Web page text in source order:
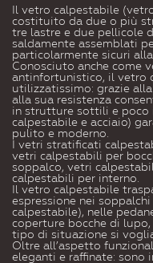
Il vetro calpestabile
costituito da due o più
tre lastre e due pellicole
saldamente assemblati
particolarmente sicuri
Conosciuto anche come
antinfortunistico, il vetro
utilizzatissimo: grazie
alla sua resistenza
in strutture sottili e poco
calpestabile e acciaio)
pulito e moderno.
I vetri stratificati
vetri calpestabili per
soppalco, vetri
calpestabili per interno.
Il vetro calpestabile
espressione nei
calpestabile), nelle
coperture bocche di
tipo di situazione si
Oltre all’aspetto
eleganti e raffinate: sono